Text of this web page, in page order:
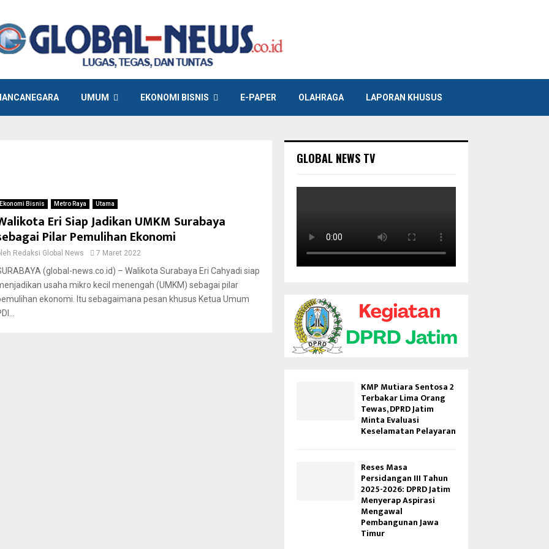
UMUM EKONOMI BISNIS E-PAPER OLAHRAGA LAPORAN KHUSUS
Ekonomi Bisnis Metro Raya Utama
Eri Siap Jadikan UMKM Surabaya
Pilar Pemulihan Ekonomi
Redaksi Global News 7 Maret 2022
(global-news.co.id) – Walikota Surabaya Eri Cahyadi siap
usaha mikro kecil menengah (UMKM) sebagai pilar
ekonomi. Itu sebagaimana pesan khusus Ketua Umum
GLOBAL NEWS TV
KMP Mutiara Sentosa 2
Terbakar Lima Orang
Tewas, DPRD Jatim
Minta Evaluasi
Keselamatan Pelayaran
Reses Masa
Persidangan III Tahun
2025-2026: DPRD Jatim
Menyerap Aspirasi
Mengawal
Pembangunan Jawa
Timur